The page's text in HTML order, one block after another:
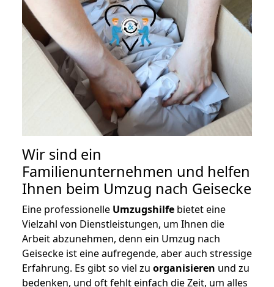
Wir sind ein
Familienunternehmen und helfen
Ihnen beim Umzug nach Geisecke
Eine professionelle Umzugshilfe bietet eine
Vielzahl von Dienstleistungen, um Ihnen die
Arbeit abzunehmen, denn ein Umzug nach
Geisecke ist eine aufregende, aber auch stressige
Erfahrung. Es gibt so viel zu organisieren und zu
bedenken, und oft fehlt einfach die Zeit, um alles